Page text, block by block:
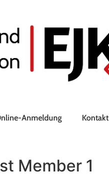
Anmeldung Kontakt
Member 1